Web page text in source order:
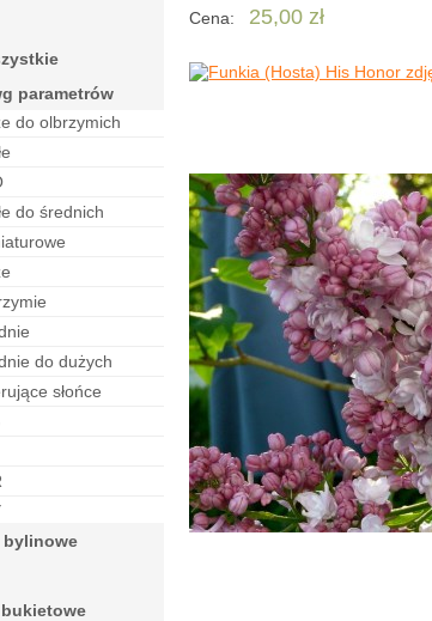
parametrów
do olbrzymich
do średnich
do dużych
słońce
bylinowe
bukietowe
Cena: 25,00 zł